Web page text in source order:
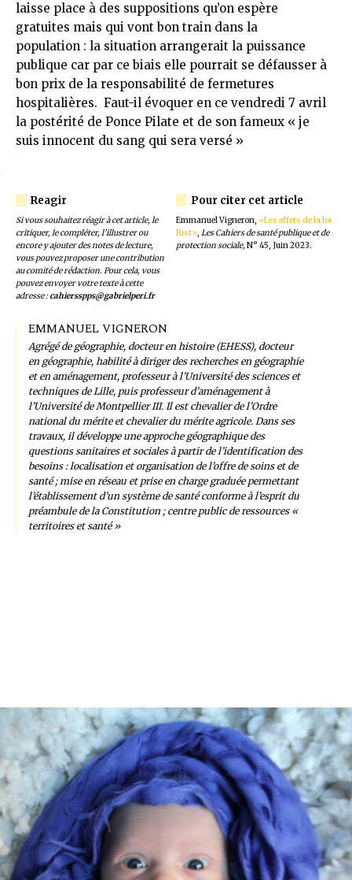
laisse place à des suppositions qu’on espère
gratuites mais qui vont bon train dans la
population : la situation arrangerait la puissance
publique car par ce biais elle pourrait se défausser à
bon prix de la responsabilité de fermetures
hospitalières. Faut-il évoquer en ce vendredi 7 avril
la postérité de Ponce Pilate et de son fameux « je
suis innocent du sang qui sera versé »
Si vous souhaitez réagir à cet article, le
critiquer, le compléter, l’illustrer ou
encore y ajouter des notes de lecture,
vous pouvez proposer une contribution
au comité de rédaction. Pour cela, vous
pouvez envoyer votre texte à cette
adresse :cahiersspps@gabrielperi.fr
Emmanuel Vigneron, «Les effets de la loi
Rist», Les Cahiers de santé publique et de
protection sociale, N° 45, Juin 2023.
EMMANUEL VIGNERON
Agrégé de géographie, docteur en histoire (EHESS), docteur
en géographie, habilité à diriger des recherches en géographie
et en aménagement, professeur à l’Université des sciences et
techniques de Lille, puis professeur d’aménagement à
l’Université de Montpellier III. Il est chevalier de l’Ordre
national du mérite et chevalier du mérite agricole. Dans ses
travaux, il développe une approche géographique des
questions sanitaires et sociales à partir de l’identification des
besoins : localisation et organisation de l’offre de soins et de
santé ; mise en réseau et prise en charge graduée permettant
l’établissement d’un système de santé conforme à l’esprit du
préambule de la Constitution ; centre public de ressources «
territoires et santé »